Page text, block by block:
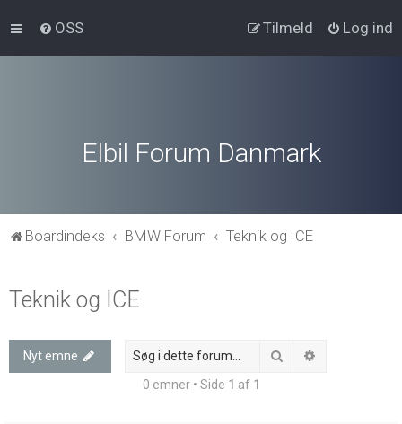
OSS Log ind
Tilmeld
Elbil Forum Danmark
Boardindeks BMW Forum Teknik og ICE
Teknik og ICE
Nyt emne Søg
0 emner • Side 1 af 1